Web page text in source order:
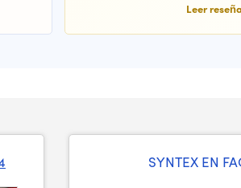
Leer
SYNTEX EN